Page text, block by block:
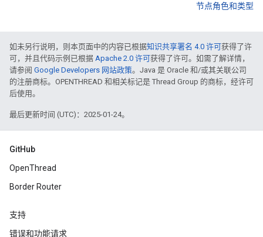
节点角色和类型
如未另行说明，则本页面中的内容已根据知识共享署名 4.0 许可获得了许
可，并且代码示例已根据 Apache 2.0 许可获得了许可。如需了解详情，
请参阅 Google Developers 网站政策。Java 是 Oracle 和/或其关联公司
的注册商标。OPENTHREAD 和相关标记是 Thread Group 的商标，经许可
后使用。
最后更新时间 (UTC)：2025-01-24。
GitHub
OpenThread
Border Router
支持
错误和功能请求